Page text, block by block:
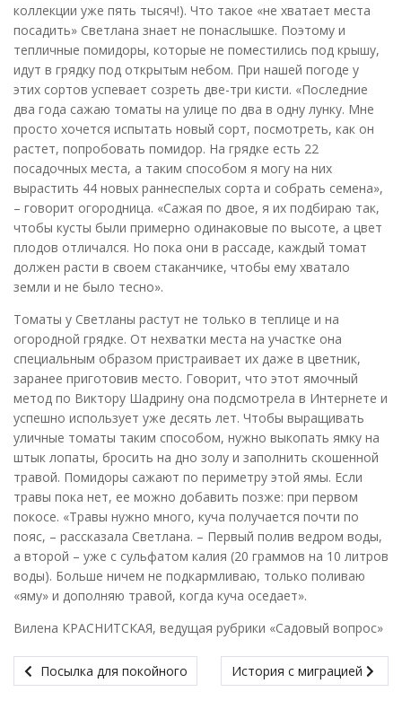
коллекции уже пять тысяч!). Что такое «не хватает места
посадить» Светлана знает не понаслышке. Поэтому и
тепличные помидоры, которые не поместились под крышу,
идут в грядку под открытым небом. При нашей погоде у
этих сортов успевает созреть две-три кисти. «Последние
два года сажаю томаты на улице по два в одну лунку. Мне
просто хочется испытать новый сорт, посмотреть, как он
растет, попробовать помидор. На грядке есть 22
посадочных места, а таким способом я могу на них
вырастить 44 новых раннеспелых сорта и собрать семена»,
– говорит огородница. «Сажая по двое, я их подбираю так,
чтобы кусты были примерно одинаковые по высоте, а цвет
плодов отличался. Но пока они в рассаде, каждый томат
должен расти в своем стаканчике, чтобы ему хватало
земли и не было тесно».
Томаты у Светланы растут не только в теплице и на
огородной грядке. От нехватки места на участке она
специальным образом пристраивает их даже в цветник,
заранее приготовив место. Говорит, что этот ямочный
метод по Виктору Шадрину она подсмотрела в Интернете и
успешно использует уже десять лет. Чтобы выращивать
уличные томаты таким способом, нужно выкопать ямку на
штык лопаты, бросить на дно золу и заполнить скошенной
травой. Помидоры сажают по периметру этой ямы. Если
травы пока нет, ее можно добавить позже: при первом
покосе. «Травы нужно много, куча получается почти по
пояс, – рассказала Светлана. – Первый полив ведром воды,
а второй – уже с сульфатом калия (20 граммов на 10 литров
воды). Больше ничем не подкармливаю, только поливаю
«яму» и дополняю травой, когда куча оседает».
Вилена КРАСНИТСКАЯ, ведущая рубрики «Садовый вопрос»
Посылка для покойного История с миграцией